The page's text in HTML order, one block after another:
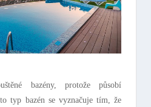
bazény, protože působí
typ bazén se vyznačuje tím, že